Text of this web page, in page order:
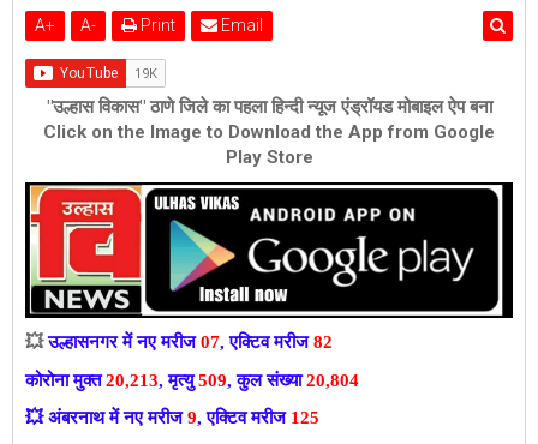
A+ A- Print Email
"उल्हास विकास" ठाणे जिले का पहला हिन्दी न्यूज एंड्रॉयड मोबाइल ऐप बना
Click on the Image to Download the App from Google
Play Store
💥उल्हासनगर में नए मरीज07, एक्टिव मरीज82
कोरोना मुक्त20,213, मृत्यु509, कुल संख्या20,804
💥अंबरनाथ में नए मरीज9, एक्टिव मरीज 125